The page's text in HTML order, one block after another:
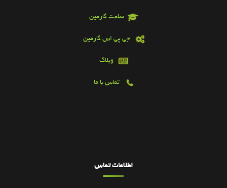
ساعت گارمین
جی پی اس گارمین
وبلاگ
تماس با ما
اطلاعات تماس